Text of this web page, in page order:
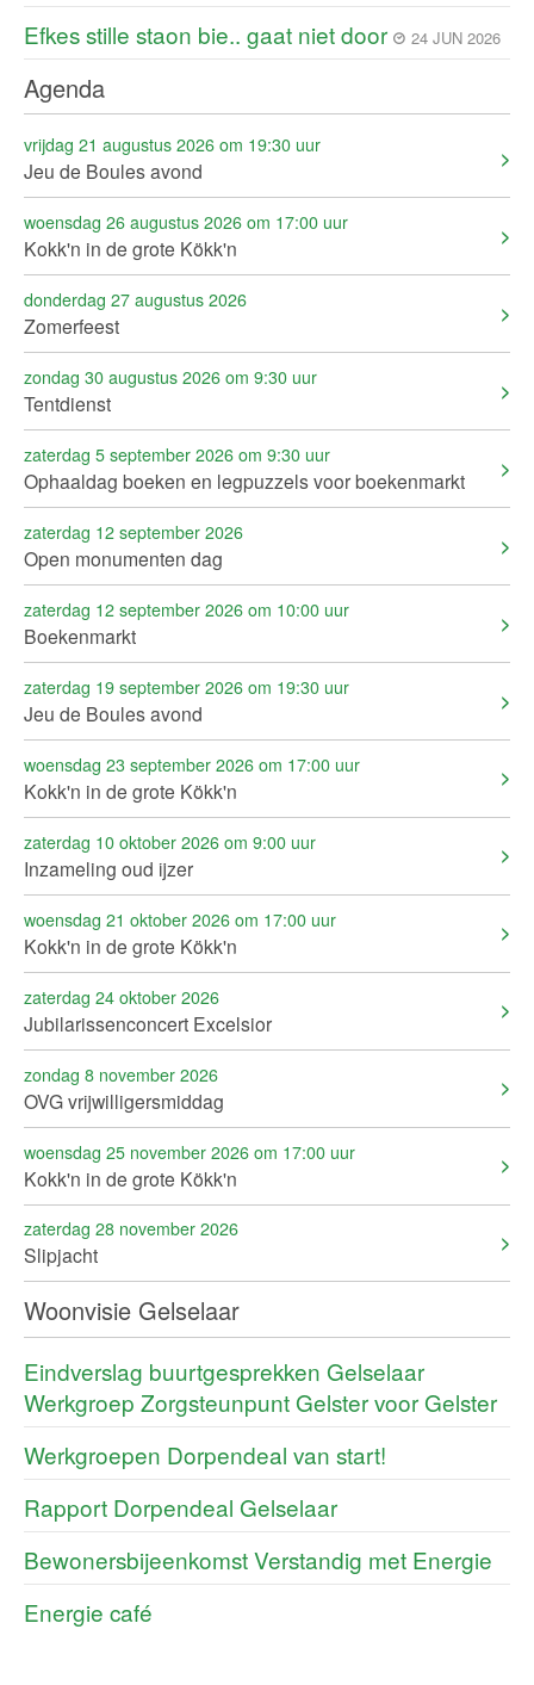
Efkes stille staon bie.. gaat niet door 24 JUN 2026
Agenda
vrijdag 21 augustus 2026 om 19:30 uur
Jeu de Boules avond
woensdag 26 augustus 2026 om 17:00 uur
Kokk'n in de grote Kökk'n
donderdag 27 augustus 2026
Zomerfeest
zondag 30 augustus 2026 om 9:30 uur
Tentdienst
zaterdag 5 september 2026 om 9:30 uur
Ophaaldag boeken en legpuzzels voor boekenmarkt
zaterdag 12 september 2026
Open monumenten dag
zaterdag 12 september 2026 om 10:00 uur
Boekenmarkt
zaterdag 19 september 2026 om 19:30 uur
Jeu de Boules avond
woensdag 23 september 2026 om 17:00 uur
Kokk'n in de grote Kökk'n
zaterdag 10 oktober 2026 om 9:00 uur
Inzameling oud ijzer
woensdag 21 oktober 2026 om 17:00 uur
Kokk'n in de grote Kökk'n
zaterdag 24 oktober 2026
Jubilarissenconcert Excelsior
zondag 8 november 2026
OVG vrijwilligersmiddag
woensdag 25 november 2026 om 17:00 uur
Kokk'n in de grote Kökk'n
zaterdag 28 november 2026
Slipjacht
Woonvisie Gelselaar
Eindverslag buurtgesprekken Gelselaar
Werkgroep Zorgsteunpunt Gelster voor Gelster
Werkgroepen Dorpendeal van start!
Rapport Dorpendeal Gelselaar
Bewonersbijeenkomst Verstandig met Energie
Energie café